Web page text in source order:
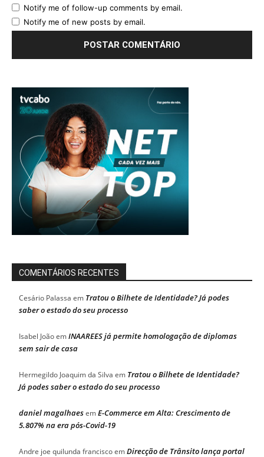
Notify me of follow-up comments by email.
Notify me of new posts by email.
COMENTÁRIOS RECENTES
Cesário Palassa em Tratou o Bilhete de Identidade? Já podes
saber o estado do seu processo
Isabel JoãoemINAAREES já permite homologação de diplomas
sem sair de casa
Hermegildo Joaquim da Silva em Tratou o Bilhete de Identidade?
Já podes saber o estado do seu processo
daniel magalhaesemE-Commerce em Alta: Crescimento de
5.807% na era pós-Covid-19
Andre joe quilunda franciscoemDirecção de Trânsito lança portal